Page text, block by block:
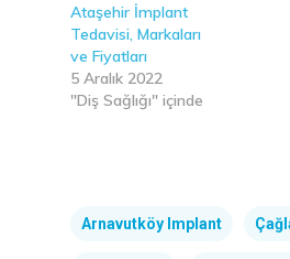
Ataşehir İmplant
Tedavisi, Markaları
ve Fiyatları
5 Aralık 2022
"Diş Sağlığı" içinde
Arnavutköy Implant